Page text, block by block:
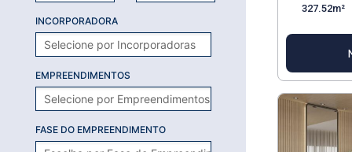
INCORPORADORA
EMPREENDIMENTOS
FASE DO EMPREENDIMENTO
327.52m²